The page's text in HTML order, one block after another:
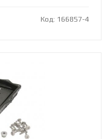
Код: 166857-4